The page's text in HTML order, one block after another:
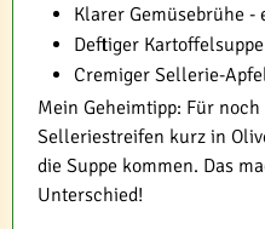
Klarer Gemüsebrühe -
Deftiger
Cremiger Sellerie-
Mein Geheimtipp: Für
Selleriestreifen kurz in
die Suppe kommen. Das
Unterschied!